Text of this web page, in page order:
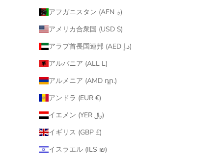
アフガニスタン (AFN ؋)
アメリカ合衆国 (USD $)
アラブ首長国連邦 (AED د.إ)
アルバニア (ALL L)
アルメニア (AMD դր.)
アンドラ (EUR €)
イエメン (YER ﷼)
イギリス (GBP £)
イスラエル (ILS ₪)